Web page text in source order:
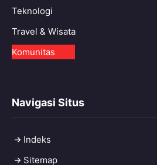
Teknologi
Travel & Wisata
Komunitas
Navigasi Situs
Indeks
Sitemap